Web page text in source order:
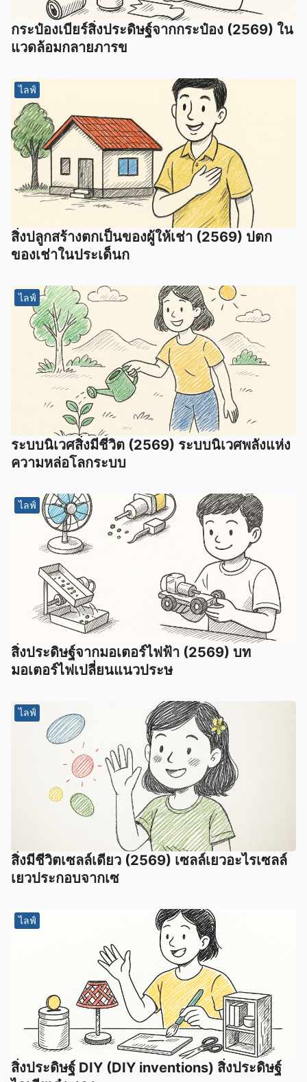
กระป๋องเบียร์สิ่งประดิษฐ์จากกระป๋อง (2569) ใน
แวดล้อมกลายภารข
ไลฟ์
สิ่งปลูกสร้างตกเป็นของผู้ให้เช่า (2569) ปตก
ของเช่าในประเด็นก
ไลฟ์
ระบบนิเวศสิ่งมีชีวิต (2569) ระบบนิเวศพลังแห่ง
ความหล่อโลกระบบ
ไลฟ์
สิ่งประดิษฐ์จากมอเตอร์ไฟฟ้า (2569) บท
มอเตอร์ไฟเปลี่ยนแนวประษ
ไลฟ์
สิ่งมีชีวิตเซลล์เดียว (2569) เซลล์เยวอะไรเซลล์
เยวประกอบจากเซ
ไลฟ์
สิ่งประดิษฐ์ DIY (DIY inventions) สิ่งประดิษฐ์